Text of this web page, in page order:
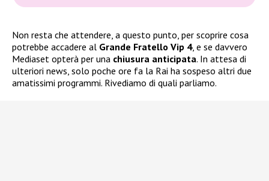
Non resta che attendere, a questo punto, per scoprire cosa
potrebbe accadere al Grande Fratello Vip 4, e se davvero
Mediaset opterà per una chiusura anticipata. In attesa di
ulteriori news, solo poche ore fa la Rai ha sospeso altri due
amatissimi programmi. Rivediamo di quali parliamo.